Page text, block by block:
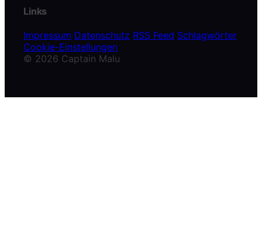
Links
Impressum Datenschutz RSS Feed Schlagwörter
Cookie-Einstellungen
© 2026 Captain Malu